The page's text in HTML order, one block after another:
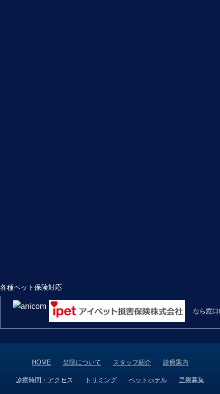
各種ペット保険対応
なら窓
HOME 当院について スタッフ紹介 診療案内
診療時間・アクセス トリミング ペットホテル 里親募集